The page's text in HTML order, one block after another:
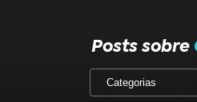
Posts sobre